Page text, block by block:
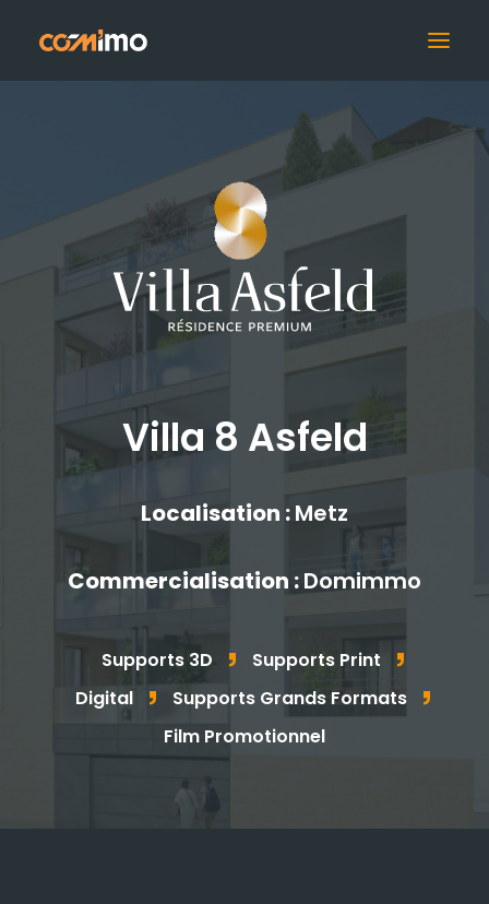
Supports Print
Digital
Supports Grands
Formats
Espace de Vente
Film Promotionnel
Drone & Photos
Références
Nous Contacter
contact@comimo.fr
3 impasse de la Côte, 57160 Lessy
Villa 8 Asfeld
Localisation :Metz
Commercialisation :Domimmo
Supports 3D
Supports Print
Digital
Supports Grands Formats
Film Promotionnel